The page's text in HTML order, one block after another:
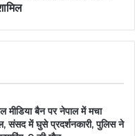
मीडिया बैन पर नेपाल में मचा
संसद में घुसे प्रदर्शनकारी, पुलिस ने